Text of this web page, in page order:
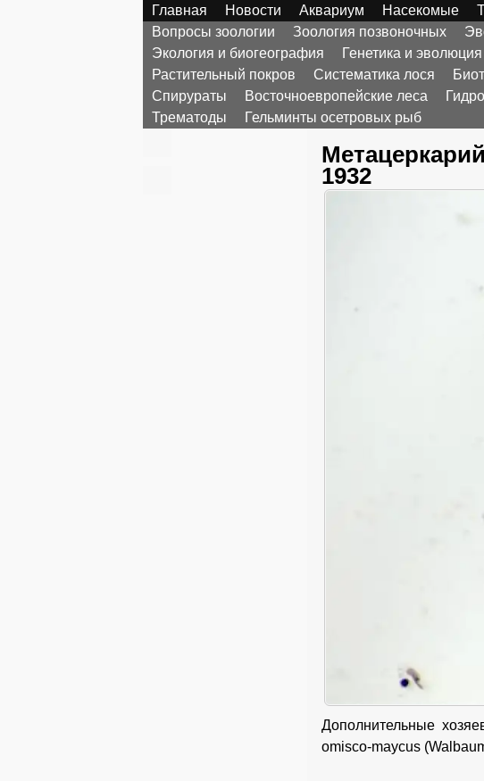
Главная Новости Аквариум Насекомые
Вопросы зоологии
Зоология позвоночных
Экология и биогеография
Генетика и эволюция
Растительный покров
Систематика лося
Спирураты
Восточноевропейские леса
Трематоды
Гельминты осетровых рыб
1932
Дополнительные
omisco-maycus